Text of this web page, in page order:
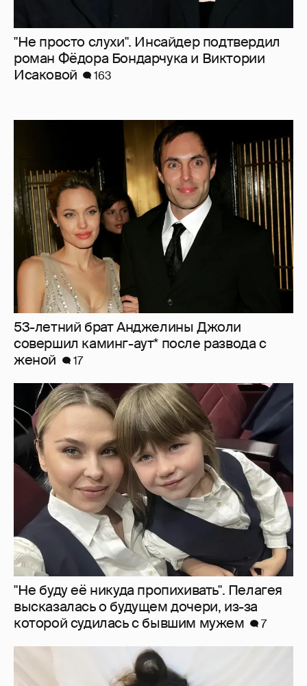
"Не просто слухи". Инсайдер подтвердил
роман Фёдора Бондарчука и Виктории
Исаковой
163
53-летний брат Анджелины Джоли
совершил каминг-аут* после развода с
женой
17
"Не буду её никуда пропихивать". Пелагея
высказалась о будущем дочери, из-за
которой судилась с бывшим мужем
7